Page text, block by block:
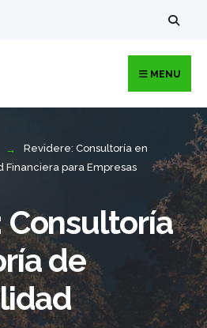
MENU
Revidere: Consultoría en
Financiera para Empresas
Consultoría
de